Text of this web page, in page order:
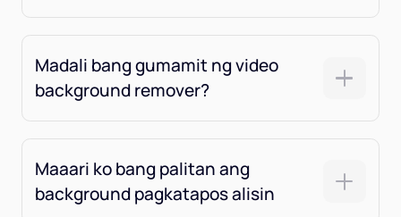
Madali bang gumamit ng video
background remover?
Maaari ko bang palitan ang
background pagkatapos alisin